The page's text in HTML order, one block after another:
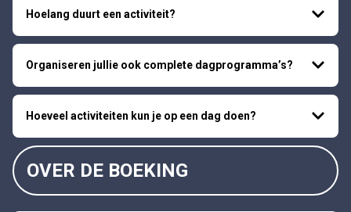
Hoelang duurt een activiteit?
Organiseren jullie ook complete dagprogramma’s?
Hoeveel activiteiten kun je op een dag doen?
OVER DE BOEKING